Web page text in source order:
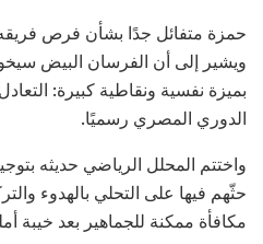
حمزة متفائل جدًا بشأن فرص
ويشير إلى أن الفرسان البيض
بميزة نفسية ونقاطية كبيرة:
الدوري المصري رسميًا.
واختتم المحلل الرياضي حديثه
حثّهم فيها على التحلي بالهدوء
مكافأة ممكنة للجماهير بعد خيبة